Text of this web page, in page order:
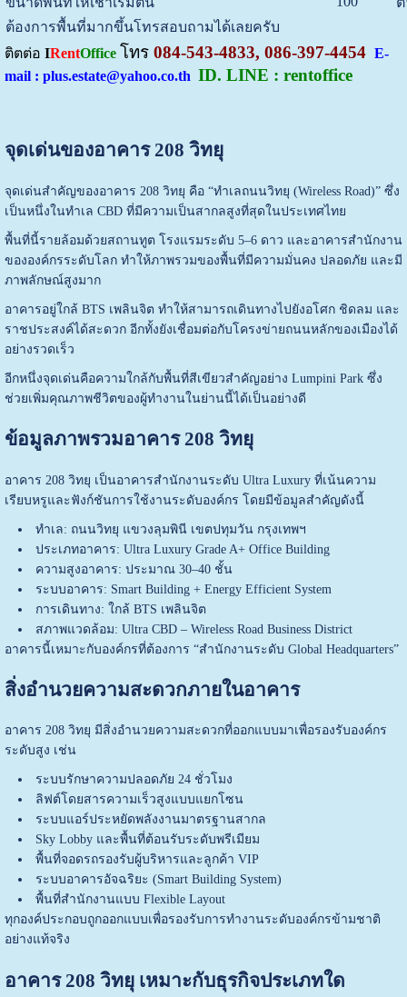
ต้องการพื้นที่มากขึ้นโทรสอบถามได้เลยครับ
ติตต่อ IRentOffice โทร084-543-4833, 086-397-4454 E-
mail : plus.estate@yahoo.co.th ID. LINE : rentoffice
จุดเด่นของอาคาร 208 วิทยุ
จุดเด่นสำคัญของอาคาร 208 วิทยุ คือ “ทำเลถนนวิทยุ (Wireless Road)” ซึ่ง
เป็นหนึ่งในทำเล CBD ที่มีความเป็นสากลสูงที่สุดในประเทศไทย
พื้นที่นี้รายล้อมด้วยสถานทูต โรงแรมระดับ 5–6 ดาว และอาคารสำนักงาน
ขององค์กรระดับโลก ทำให้ภาพรวมของพื้นที่มีความมั่นคง ปลอดภัย และมี
ภาพลักษณ์สูงมาก
อาคารอยู่ใกล้ BTS เพลินจิต ทำให้สามารถเดินทางไปยังอโศก ชิดลม และ
ราชประสงค์ได้สะดวก อีกทั้งยังเชื่อมต่อกับโครงข่ายถนนหลักของเมืองได้
อย่างรวดเร็ว
อีกหนึ่งจุดเด่นคือความใกล้กับพื้นที่สีเขียวสำคัญอย่าง Lumpini Parkซึ่ง
ช่วยเพิ่มคุณภาพชีวิตของผู้ทำงานในย่านนี้ได้เป็นอย่างดี
ข้อมูลภาพรวมอาคาร 208 วิทยุ
อาคาร 208 วิทยุ เป็นอาคารสำนักงานระดับ Ultra Luxury ที่เน้นความ
เรียบหรูและฟังก์ชันการใช้งานระดับองค์กร โดยมีข้อมูลสำคัญดังนี้
ทำเล: ถนนวิทยุ แขวงลุมพินี เขตปทุมวัน กรุงเทพฯ
ประเภทอาคาร: Ultra Luxury Grade A+ Office Building
ความสูงอาคาร: ประมาณ 30–40 ชั้น
ระบบอาคาร: Smart Building + Energy Efficient System
การเดินทาง: ใกล้ BTS เพลินจิต
สภาพแวดล้อม: Ultra CBD – Wireless Road Business District
อาคารนี้เหมาะกับองค์กรที่ต้องการ “สำนักงานระดับ Global Headquarters”
สิ่งอำนวยความสะดวกภายในอาคาร
อาคาร 208 วิทยุ มีสิ่งอำนวยความสะดวกที่ออกแบบมาเพื่อรองรับองค์กร
ระดับสูง เช่น
ระบบรักษาความปลอดภัย 24 ชั่วโมง
ลิฟต์โดยสารความเร็วสูงแบบแยกโซน
ระบบแอร์ประหยัดพลังงานมาตรฐานสากล
Sky Lobby และพื้นที่ต้อนรับระดับพรีเมียม
พื้นที่จอดรถรองรับผู้บริหารและลูกค้า VIP
ระบบอาคารอัจฉริยะ (Smart Building System)
พื้นที่สำนักงานแบบ Flexible Layout
ทุกองค์ประกอบถูกออกแบบเพื่อรองรับการทำงานระดับองค์กรข้ามชาติ
อย่างแท้จริง
อาคาร 208 วิทยุ เหมาะกับธุรกิจประเภทใด